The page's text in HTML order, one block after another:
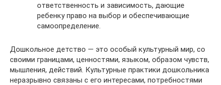
ответственность и зависимость, дающие
ребенку право на выбор и обеспечивающие
самоопределение.
Дошкольное детство — это особый культурный мир, со
своими границами, ценностями, языком, образом чувств,
мышления, действий. Культурные практики дошкольника
неразрывно связаны с его интересами, потребностями